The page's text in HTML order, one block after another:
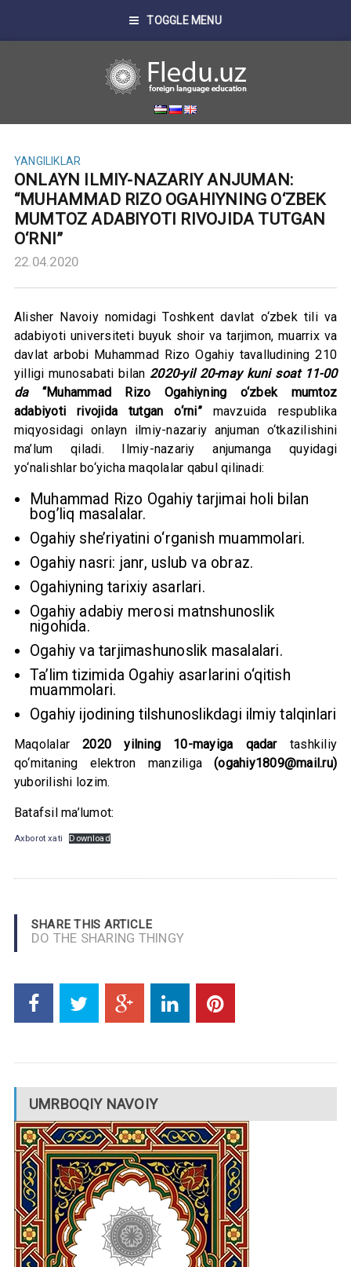
TOGGLE MENU
YANGILIKLAR
ONLAYN ILMIY-NAZARIY ANJUMAN:
“MUHAMMAD RIZO OGAHIYNING O‘ZBEK
MUMTOZ ADABIYOTI RIVOJIDA TUTGAN
O‘RNI”
22.04.2020
Alisher Navoiy nomidagi Toshkent davlat o‘zbek tili va
adabiyoti universiteti buyuk shoir va tarjimon, muarrix va
davlat arbobi Muhammad Rizo Ogahiy tavalludining 210
yilligi munosabati bilan 2020-yil 20-may kuni soat 11-00
da “Muhammad Rizo Ogahiyning o‘zbek mumtoz
adabiyoti rivojida tutgan o‘rni”mavzuida respublika
miqyosidagi onlayn ilmiy-nazariy anjuman o‘tkazilishini
ma’lum qiladi. Ilmiy-nazariy anjumanga quyidagi
yo‘nalishlar bo‘yicha maqolalar qabul qilinadi:
Muhammad Rizo Ogahiy tarjimai holi bilan
bog’liq masalalar.
Ogahiy she’riyatini o‘rganish muammolari.
Ogahiy nasri: janr, uslub va obraz.
Ogahiyning tarixiy asarlari.
Ogahiy adabiy merosi matnshunoslik
nigohida.
Ogahiy va tarjimashunoslik masalalari.
Ta’lim tizimida Ogahiy asarlarini o‘qitish
muammolari.
Ogahiy ijodining tilshunoslikdagi ilmiy talqinlari
Maqolalar2020 yilning 10-mayiga qadartashkiliy
qo‘mitaning elektron manziliga(ogahiy1809@mail.ru)
yuborilishi lozim.
Batafsil ma’lumot:
Axborot xati Download
SHARE THIS ARTICLE
DO THE SHARING THINGY
UMRBOQIY NAVOIY